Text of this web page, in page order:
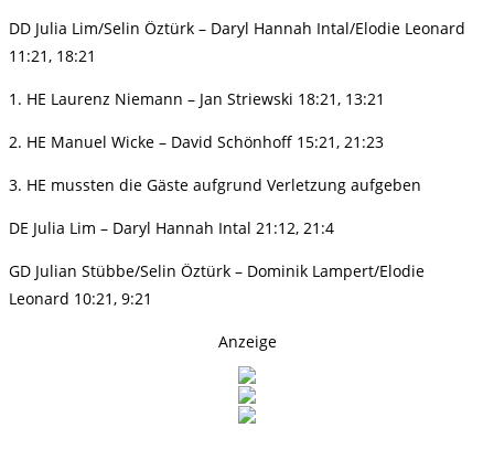
DD Julia Lim/Selin Öztürk – Daryl Hannah Intal/Elodie Leonard
11:21, 18:21
1. HE Laurenz Niemann – Jan Striewski 18:21, 13:21
2. HE Manuel Wicke – David Schönhoff 15:21, 21:23
3. HE mussten die Gäste aufgrund Verletzung aufgeben
DE Julia Lim – Daryl Hannah Intal 21:12, 21:4
GD Julian Stübbe/Selin Öztürk – Dominik Lampert/Elodie
Leonard 10:21, 9:21
Anzeige